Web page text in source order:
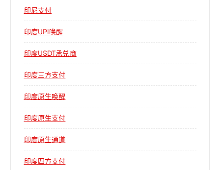
印尼支付
印度UPI唤醒
印度USDT承兑商
印度三方支付
印度原生唤醒
印度原生支付
印度原生通道
印度四方支付